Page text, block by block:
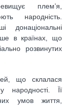
плем’я,
народність.
в країнах, що
розвинутих
що склалася
народності. Її
умов життя,